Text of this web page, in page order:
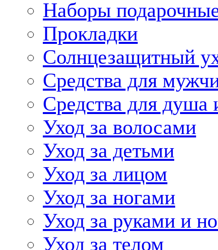
Наборы
Прокладки
Солнцезащитный
Средства для
Средства для душа
Уход за волосами
Уход за детьми
Уход за лицом
Уход за ногами
Уход за руками и
Уход за телом